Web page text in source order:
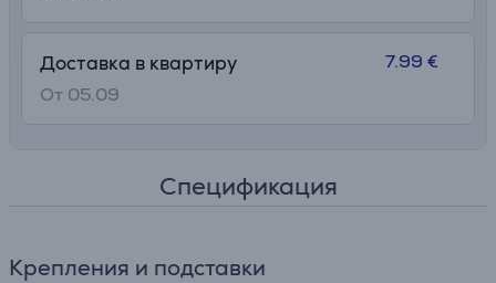
Доставка в квартиру
От 05.09
7.99 €
Спецификация
Крепления и подставки